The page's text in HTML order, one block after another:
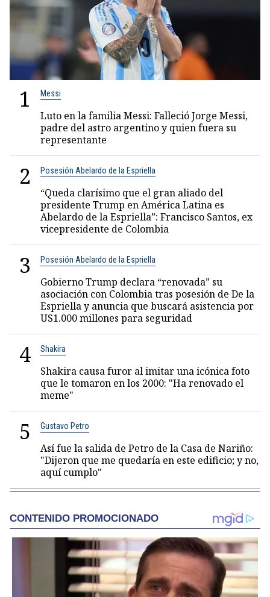
1 Messi
Luto en la familia Messi: Falleció Jorge Messi,
padre del astro argentino y quien fuera su
representante
2 Posesión Abelardo de la Espriella
“Queda clarísimo que el gran aliado del
presidente Trump en América Latina es
Abelardo de la Espriella”: Francisco Santos, ex
vicepresidente de Colombia
3 Posesión Abelardo de la Espriella
Gobierno Trump declara “renovada” su
asociación con Colombia tras posesión de De la
Espriella y anuncia que buscará asistencia por
US1.000 millones para seguridad
4 Shakira
Shakira causa furor al imitar una icónica foto
que le tomaron en los 2000: "Ha renovado el
meme"
5 Gustavo Petro
Así fue la salida de Petro de la Casa de Nariño:
"Dijeron que me quedaría en este edificio; y no,
aquí cumplo"